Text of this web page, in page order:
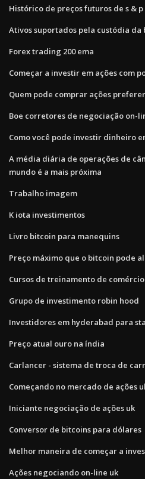
Histórico de preços futuros de s & p
Ativos suportados pela custódia da
Forex trading 200 ema
Começar a investir em ações com
Quem pode comprar ações
Boe corretores de negociação on-
Como você pode investir dinheiro
A média diária de operações de
mundo é a mais próxima
Trabalho imagem
K iota investimentos
Livro bitcoin para manequins
Preço máximo que o bitcoin pode
Cursos de treinamento de
Grupo de investimento robin hood
Investidores em hyderabad para
Preço atual ouro na índia
Carlancer - sistema de troca de
Começando no mercado de ações
Iniciante negociação de ações uk
Conversor de bitcoins para dólares
Melhor maneira de começar a
Ações negociando on-line uk